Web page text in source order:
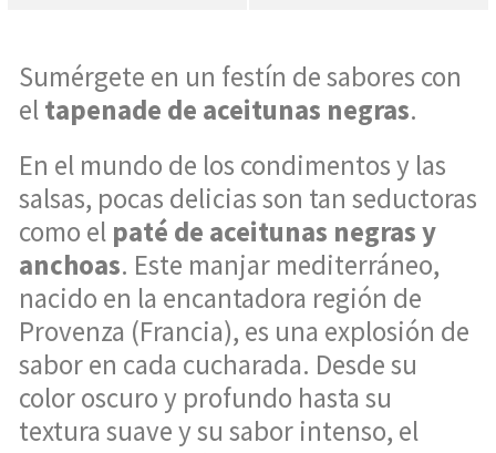
Sumérgete en un festín de sabores con
eltapenade de aceitunas negras.
En el mundo de los condimentos y las
salsas, pocas delicias son tan seductoras
como el paté de aceitunas negras y
anchoas. Este manjar mediterráneo,
nacido en la encantadora región de
Provenza (Francia), es una explosión de
sabor en cada cucharada. Desde su
color oscuro y profundo hasta su
textura suave y su sabor intenso, el